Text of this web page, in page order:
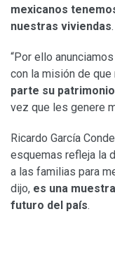
mexicanos
nuestras viviendas.
“Por ello
con la misión de que
parte su
vez que les genere
Ricardo García
esquemas refleja la
a las familias para
dijo, es una
futuro del país.